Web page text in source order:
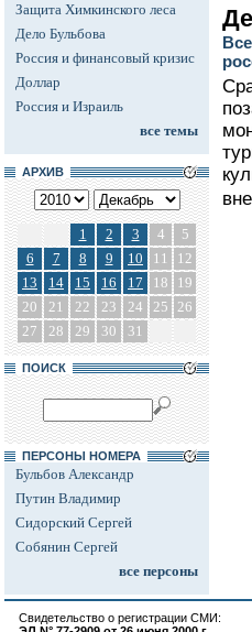
Защита Химкинского леса
Дело Бульбова
Россия и финансовый кризис
Доллар
Россия и Израиль
все темы
АРХИВ
1 2 3 4
5
6
7 8 9 10 11
12
13
14 15 16 17 18
19
20
21 22 23 24 25 26
27
28 29 30 31
ПОИСК
ПЕРСОНЫ НОМЕРА
Бульбов Александр
Путин Владимир
Сидорский Сергей
Собянин Сергей
все персоны
Свидетельство о регистрации СМИ: